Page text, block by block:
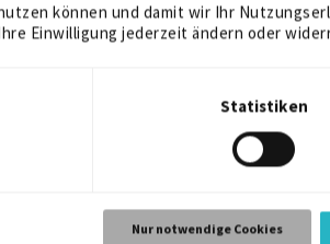
können und damit wir Ihr
Einwilligung jederzeit ändern oder
Statistiken
Nur notwendige Cookies
direkt auf dieses Projekt bewerben.